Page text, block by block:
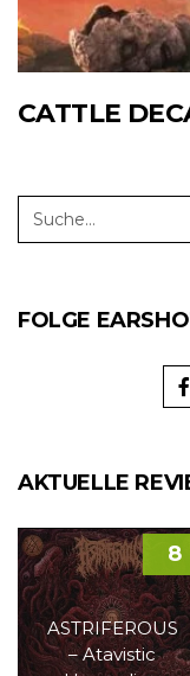
CATTLE
FOLGE
AKTUELLE
ASTRIFEROUS
– Atavistic
8